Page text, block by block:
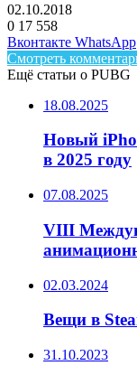
02.10.2018
0 17 558
Facebook
Twitter
LinkedIn
Вконтакте WhatsApp
Смотреть
Ещё статьи о PUBG
18.08.2025
Новый
в 2025 году
07.08.2025
VIII
02.03.2024
Вещи в
31.10.2023